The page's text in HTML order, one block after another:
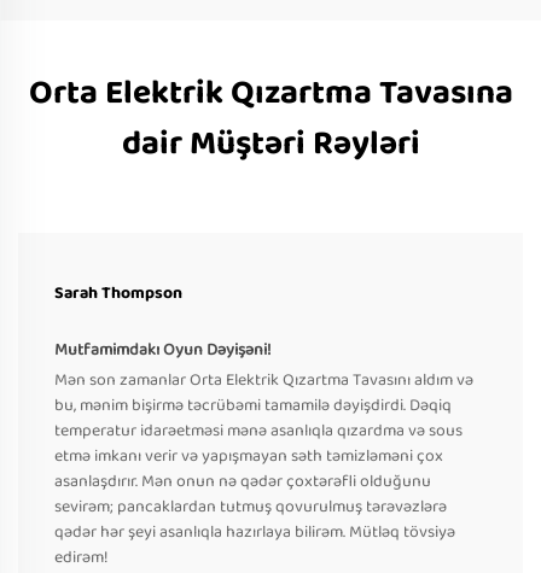
Orta Elektrik Qızartma Tavasına
dair Müştəri Rəyləri
Sarah Thompson
Mutfamimdakı Oyun Dəyişəni!
Mən son zamanlar Orta Elektrik Qızartma Tavasını aldım və
bu, mənim bişirmə təcrübəmi tamamilə dəyişdirdi. Dəqiq
temperatur idarəetməsi mənə asanlıqla qızardma və sous
etmə imkanı verir və yapışmayan səth təmizləməni çox
asanlaşdırır. Mən onun nə qədər çoxtərəfli olduğunu
sevirəm; pancaklardan tutmuş qovurulmuş tərəvəzlərə
qədər hər şeyi asanlıqla hazırlaya bilirəm. Mütləq tövsiyə
edirəm!